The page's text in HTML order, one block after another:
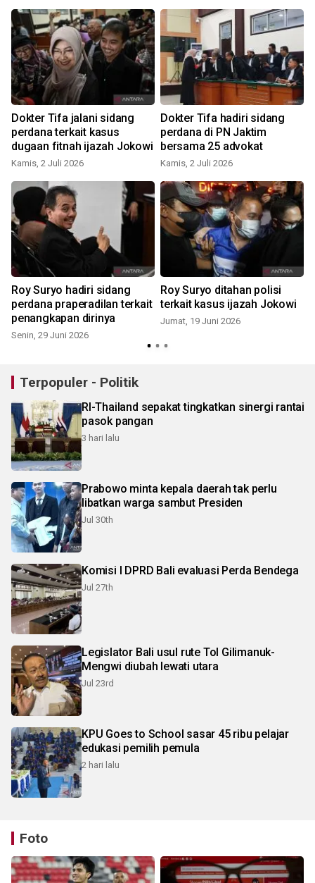
Dokter Tifa jalani sidang
perdana terkait kasus
dugaan fitnah ijazah Jokowi
Kamis, 2 Juli 2026
Dokter Tifa hadiri sidang
perdana di PN Jaktim
bersama 25 advokat
Kamis, 2 Juli 2026
Roy Suryo hadiri sidang
perdana praperadilan terkait
penangkapan dirinya
Senin, 29 Juni 2026
Roy Suryo ditahan polisi
terkait kasus ijazah Jokowi
Jumat, 19 Juni 2026
Terpopuler - Politik
RI-Thailand sepakat tingkatkan sinergi rantai
pasok pangan
3 hari lalu
Prabowo minta kepala daerah tak perlu
libatkan warga sambut Presiden
Jul 30th
Komisi I DPRD Bali evaluasi Perda Bendega
Jul 27th
Legislator Bali usul rute Tol Gilimanuk-
Mengwi diubah lewati utara
Jul 23rd
KPU Goes to School sasar 45 ribu pelajar
edukasi pemilih pemula
2 hari lalu
Foto